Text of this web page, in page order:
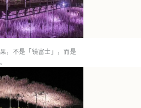
，不是「镜富士」，而是